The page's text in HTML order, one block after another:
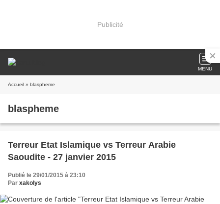
Publicité
MENU
Accueil » blaspheme
blaspheme
Terreur Etat Islamique vs Terreur Arabie
Saoudite - 27 janvier 2015
Publié le 29/01/2015 à 23:10
Par xakolys